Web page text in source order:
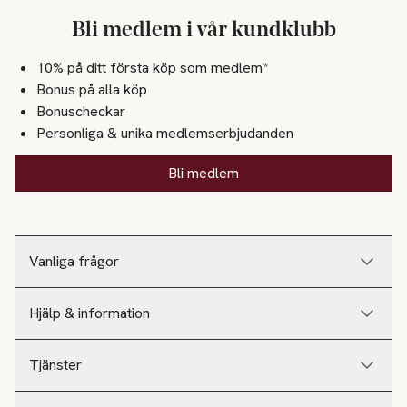
Vanliga frågor
Hjälp & information
Tjänster
Bli medlem i vår kundklubb
10% på ditt första köp som medlem*
Bonus på alla köp
Bonuscheckar
Personliga & unika medlemserbjudanden
Bli medlem